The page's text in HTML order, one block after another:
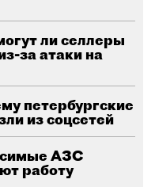
ли селлеры
за атаки на
петербургские
из соцсетей
АЗС
работу